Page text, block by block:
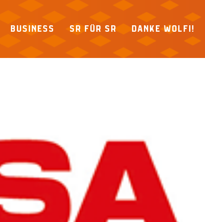
BUSINESS SR FÜR SR DANKE WOLFI!